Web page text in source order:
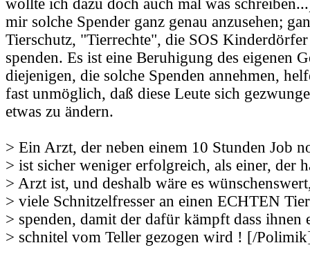
wollte ich dazu doch auch mal was
mir solche Spender ganz genau anzusehen;
Tierschutz, "Tierrechte", die SOS
spenden. Es ist eine Beruhigung des eigenen
diejenigen, die solche Spenden annehmen,
fast unmöglich, daß diese Leute sich
etwas zu ändern.
> Ein Arzt, der neben einem 10 Stunden Job
> ist sicher weniger erfolgreich, als einer, der
> Arzt ist, und deshalb wäre es
> viele Schnitzelfresser an einen ECHTEN
> spenden, damit der dafür kämpft dass ihnen
> schnitel vom Teller gezogen wird ! [/